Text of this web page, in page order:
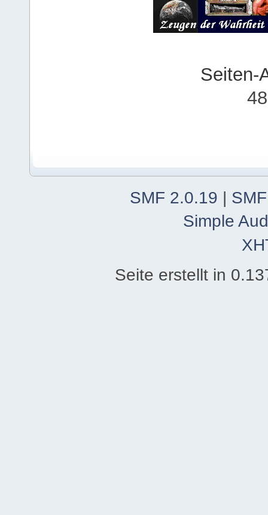
Seiten-
SMF 2.0.19 |
Simple
Seite erstellt in